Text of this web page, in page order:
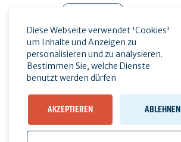
Presse
Diese Webseite verwendet 'Cookies'
um Inhalte und Anzeigen zu
personalisieren und zu analysieren.
Bestimmen Sie, welche Dienste
benutzt werden dürfen
AKZEPTIEREN ABLEHNEN